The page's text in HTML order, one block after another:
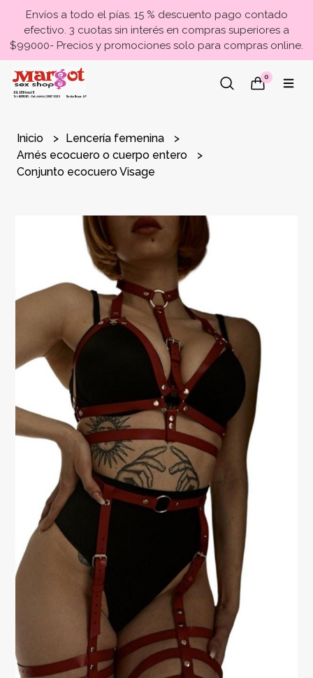
Envíos a todo el pías. 15 % descuento pago contado
efectivo. 3 cuotas sin interés en compras superiores a
$99000- Precios y promociones solo para compras online.
0
Inicio
Lencería femenina
Arnés ecocuero o cuerpo entero
Conjunto ecocuero Visage